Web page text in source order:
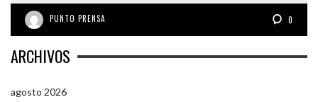
PUNTO PRENSA 0
ARCHIVOS
agosto 2026